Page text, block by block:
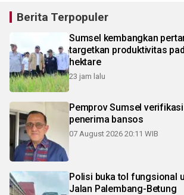
Berita Terpopuler
Sumsel kembangkan
targetkan produktivitas
hektare
23 jam lalu
Pemprov Sumsel
penerima bansos
07 August 2026 20:11 WIB
Polisi buka tol fungsional
Jalan Palembang-Betung